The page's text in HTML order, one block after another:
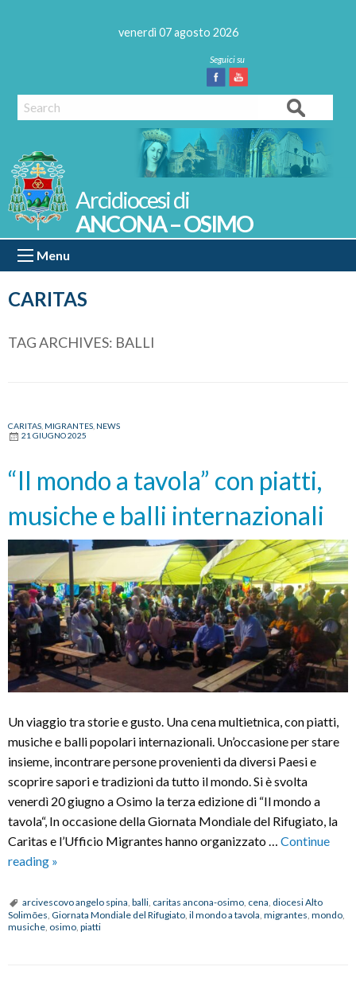
venerdì 07 agosto 2026
Facebook
Youtube
Search
CARITAS
ANCONA – OSIMO
Menu
TAG ARCHIVES: BALLI
CARITAS MIGRANTES NEWS
21 GIUGNO 2025
“Il mondo a tavola” con piatti,
musiche e balli internazionali
Un viaggio tra storie e gusto. Una cena multietnica, con piatti,
musiche e balli popolari internazionali. Un’occasione per stare
insieme, incontrare persone provenienti da diversi Paesi e
scoprire sapori e tradizioni da tutto il mondo. Si è svolta
venerdì 20 giugno a Osimo la terza edizione di “Il mondo a
tavola“, In occasione della Giornata Mondiale del Rifugiato, la
Caritas e l’Ufficio Migrantes hanno organizzato … Continue
reading “Il
a
tavola”
»
arcivescovo angelo spina, balli, caritas ancona-osimo, cena, diocesi Alto
Solimões, Giornata Mondiale del Rifugiato, il mondo a tavola, migrantes, mondo,
musiche, osimo, piatti